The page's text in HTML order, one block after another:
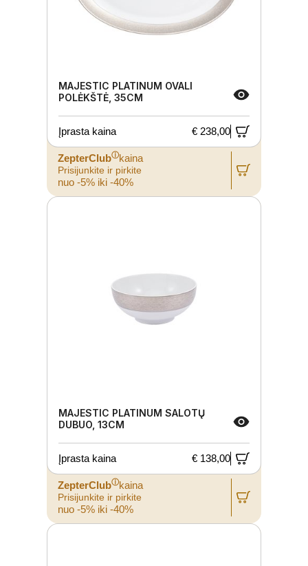
MAJESTIC PLATINUM OVALI
POLĖKŠTĖ, 35CM
Įprasta kaina € 238,00
ZepterClubⓘkaina
Prisijunkite ir pirkite
nuo -5% iki -40%
MAJESTIC PLATINUM SALOTŲ
DUBUO, 13CM
Įprasta kaina € 138,00
ZepterClubⓘkaina
Prisijunkite ir pirkite
nuo -5% iki -40%